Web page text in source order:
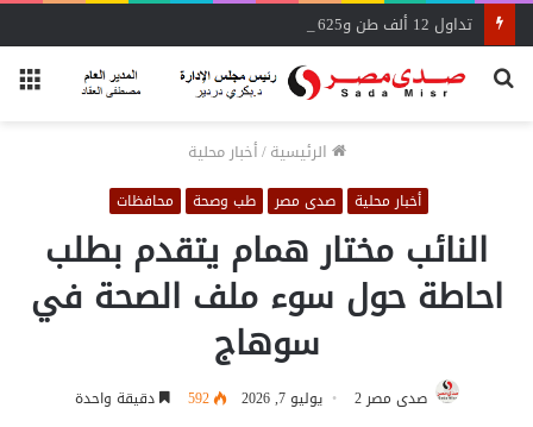
بحث
الرئيسية/أخبار محلية
أخبار محلية صدى مصر طب وصحة محافظات
النائب مختار همام يتقدم بطلب
احاطة حول سوء ملف الصحة في
سوهاج
صدى مصر 2 يوليو 7, 2026 592 دقيقة واحدة